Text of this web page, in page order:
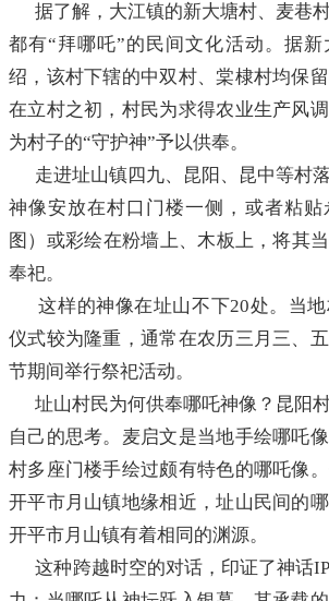
据了解，大江镇的新大塘村、麦巷
都有“拜哪吒”的民间文化活动。据
绍，该村下辖的中双村、棠棣村均保
在立村之初，村民为求得农业生产风
为村子的“守护神”予以供奉。
走进址山镇四九、昆阳、昆中等村
神像安放在村口门楼一侧，或者粘
图）或彩绘在粉墙上、木板上，将其
奉祀。
这样的神像在址山不下20处。当地
仪式较为隆重，通常在农历三月三、
节期间举行祭祀活动。
址山村民为何供奉哪吒神像？昆阳
自己的思考。麦启文是当地手绘哪吒
村多座门楼手绘过颇有特色的哪吒像
开平市月山镇地缘相近，址山民间的
开平市月山镇有着相同的渊源。
这种跨越时空的对话，印证了神话